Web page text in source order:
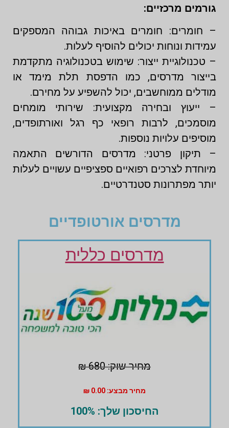
גורמים מרכזיים:
– חומרים: חומרים באיכות גבוהה המספקים
עמידות ונוחות יכולים להוסיף לעלות.
– טכנולוגיית ייצור: שימוש בטכנולוגיה מתקדמת
בייצור מדרסים, כמו הדפסת תלת מימד או
מודלים ממוחשבים, יכול להשפיע על מחירם.
– ייעוץ ובחירה מקצועית: שירותי מומחים
מוסמכים, לרבות רופאי כף רגל ואורתופדים,
מוסיפים עלויות נוספות.
– תיקון פרטני: מדרסים הדורשים התאמה
מיוחדת לצרכים רפואיים ספציפיים עשויים לעלות
יותר מפתרונות סטנדרטיים.
מדרסים אורטופדיים
מדרסים כללית
מחיר שוק: 680 ₪
מחיר מבצע: 0.00 ₪
החיסכון שלך: 100%